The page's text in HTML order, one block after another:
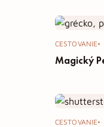
CESTOVANIE
Magický
CESTOVANIE